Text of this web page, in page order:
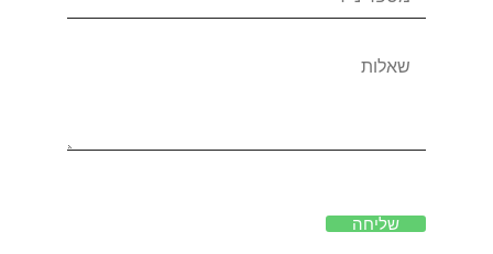
שליחה